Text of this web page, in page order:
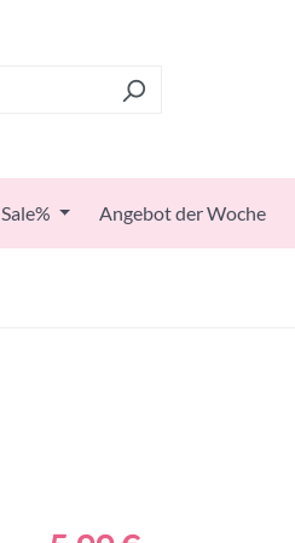
Sale% Angebot der Woche
Regulärer Preis: